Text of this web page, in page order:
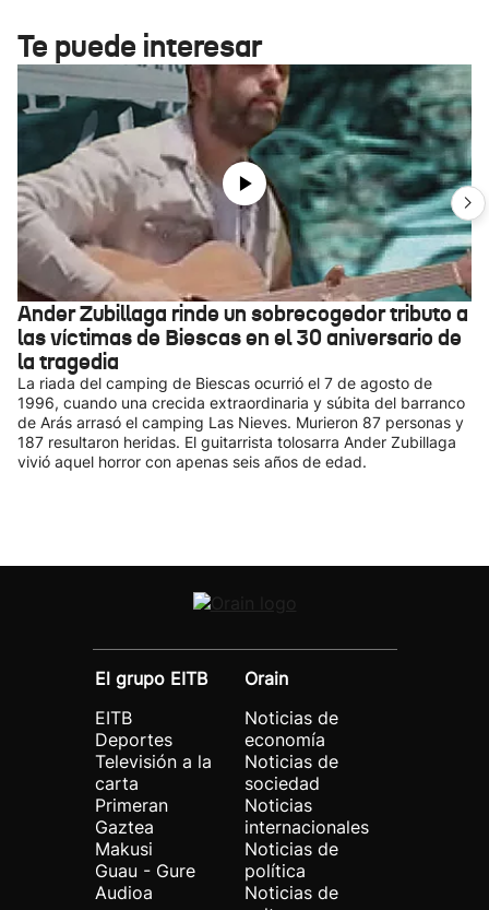
Te puede interesar
Ander Zubillaga rinde un sobrecogedor tributo a
las víctimas de Biescas en el 30 aniversario de
la tragedia
La riada del camping de Biescas ocurrió el 7 de agosto de
1996, cuando una crecida extraordinaria y súbita del barranco
de Arás arrasó el camping Las Nieves. Murieron 87 personas y
187 resultaron heridas. El guitarrista tolosarra Ander Zubillaga
vivió aquel horror con apenas seis años de edad.
El grupo EITB
EITB
Deportes
Televisión a la
carta
Primeran
Gaztea
Makusi
Guau - Gure
Audioa
Orain
Noticias de
economía
Noticias de
sociedad
Noticias
internacionales
Noticias de
política
Noticias de